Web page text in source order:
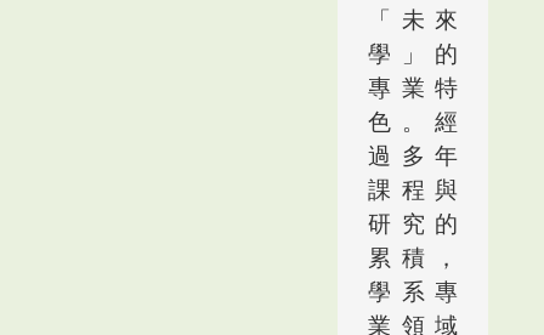
「未來
學」的
專業特
色。經
過多年
課程與
研究的
累積，
學系專
業領域